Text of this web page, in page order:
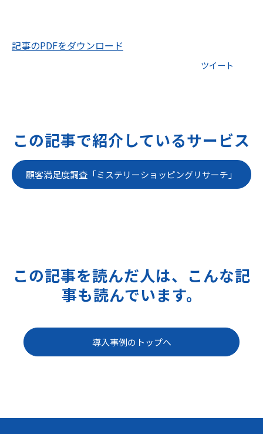
記事のPDFをダウンロード
ツイート
この記事で紹介しているサービス
顧客満足度調査「ミステリーショッピングリサーチ」
この記事を読んだ人は、こんな記
事も読んでいます。
導入事例のトップへ